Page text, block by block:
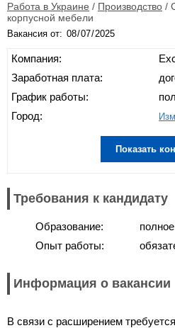
Работа в Украине / Производство /
корпусной мебели
Вакансия от:
Компания:
Заработная плата:
График работы:
Город:
Показать
Требования к кандидату
Образование:
Опыт работы:
Информация о вакансии
В связи с расширением